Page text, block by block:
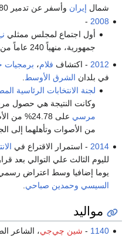
شمال إيران وأسفر عن تدمير 80 قرية.
2008
-
أول اجتماع لمجلس ممثلي
جمهورية، منهياً 240 عاماً من حكم
2012 - اكتشاف فلام، برمجيات
في بلدان الشرق الأوسط
لجنة الانتخابات الرئاسية
وكانت النتيجة هي حصول
مرسي على 24.78% من الأصوات
من الأصوات وتأهلهما إلى
2014 - استمرار الاقتراع في
لليوم الثالث علي التوالي بعد
يوما إضافيا وسط اعتراض
السيسي وحمدين صباحي
مواليد
1140
- شين چي‌جي، الشاعر